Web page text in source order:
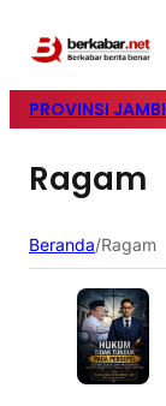
PROVINSI JAMBI
Ragam
Beranda/Ragam